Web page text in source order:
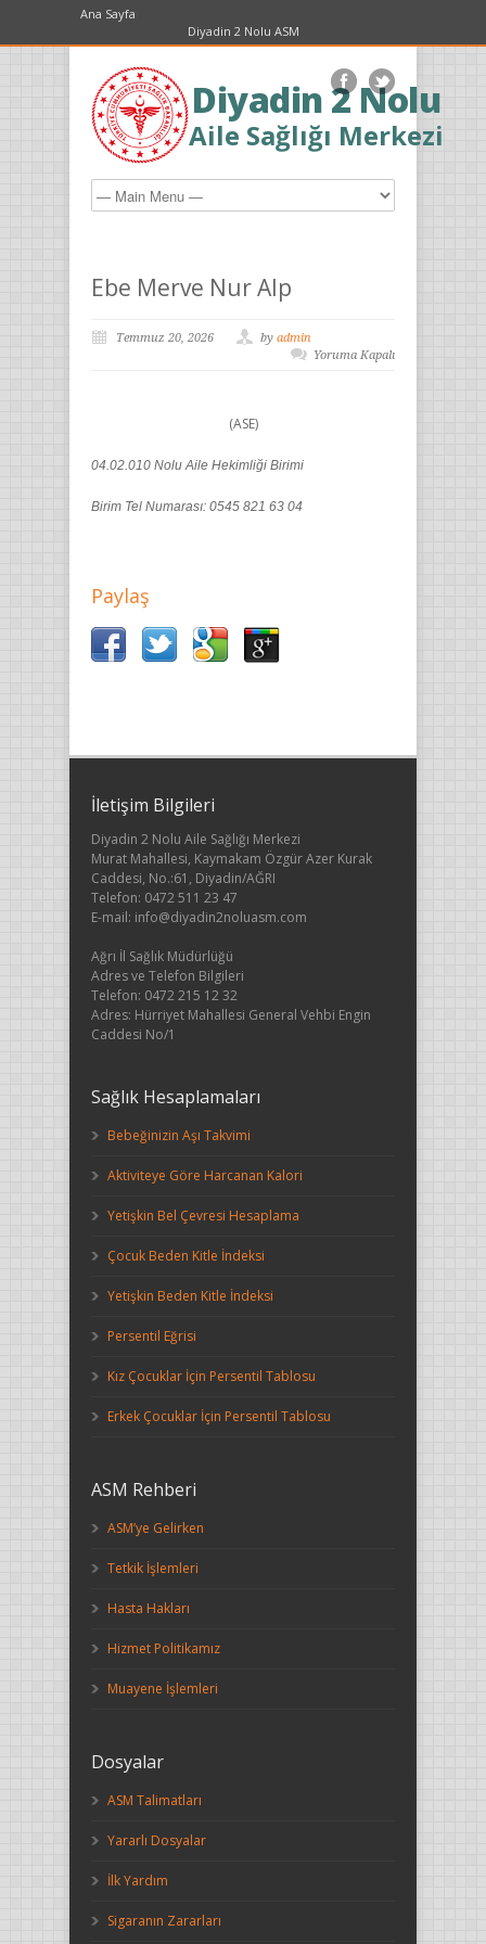
Ana Sayfa
Diyadin 2 Nolu ASM
Diyadin 2 Nolu
Aile Sağlığı Merkezi
Ebe Merve Nur Alp
Temmuz 20, 2026 by admin
Yoruma Kapalı
(ASE)
04.02.010 Nolu Aile Hekimliği Birimi
Birim Tel Numarası: 0545 821 63 04
Paylaş
İletişim Bilgileri
Diyadin 2 Nolu Aile Sağlığı Merkezi
Murat Mahallesi, Kaymakam Özgür Azer Kurak
Caddesi, No.:61, Diyadin/AĞRI
Telefon: 0472 511 23 47
E-mail: info@diyadin2noluasm.com
Ağrı İl Sağlık Müdürlüğü
Adres ve Telefon Bilgileri
Telefon: 0472 215 12 32
Adres: Hürriyet Mahallesi General Vehbi Engin
Caddesi No/1
Sağlık Hesaplamaları
Bebeğinizin Aşı Takvimi
Aktiviteye Göre Harcanan Kalori
Yetişkin Bel Çevresi Hesaplama
Çocuk Beden Kitle İndeksi
Yetişkin Beden Kitle İndeksi
Persentil Eğrisi
Kız Çocuklar İçin Persentil Tablosu
Erkek Çocuklar İçin Persentil Tablosu
ASM Rehberi
ASM’ye Gelirken
Tetkik İşlemleri
Hasta Hakları
Hizmet Politikamız
Muayene İşlemleri
Dosyalar
ASM Talimatları
Yararlı Dosyalar
İlk Yardım
Sigaranın Zararları